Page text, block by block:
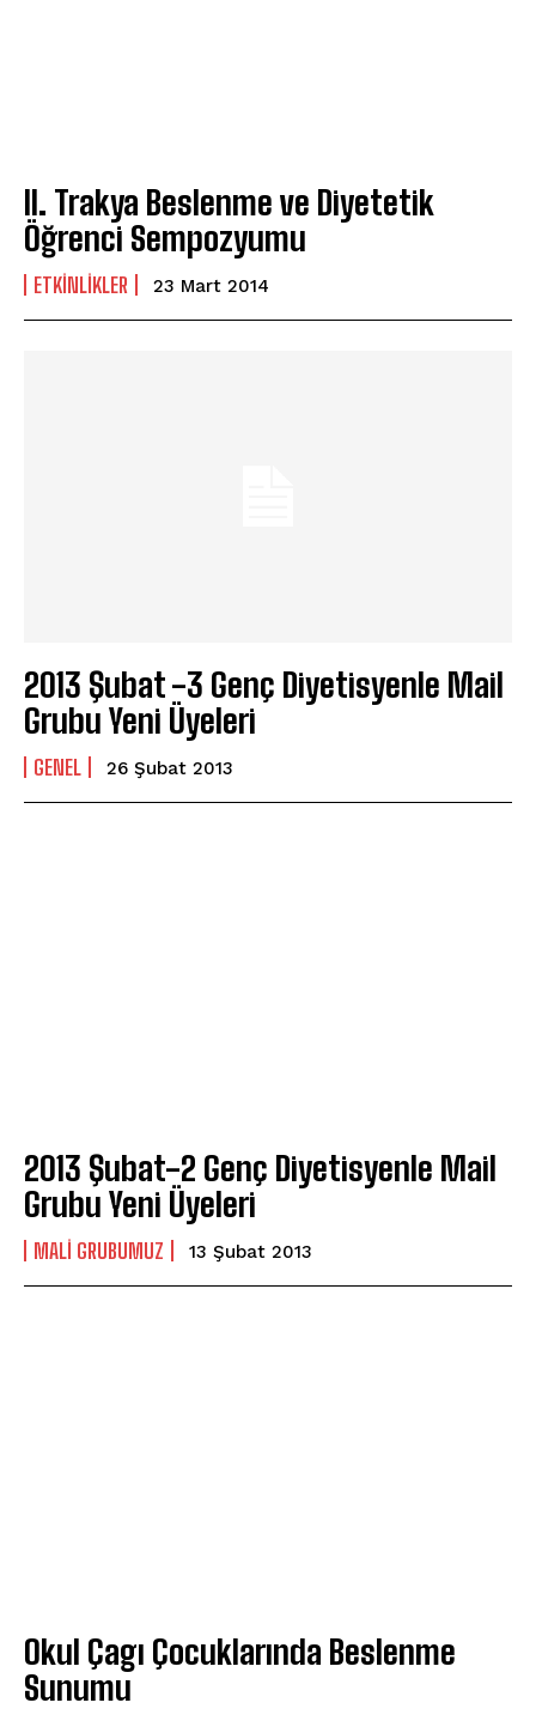
II. Trakya Beslenme ve Diyetetik
Öğrenci Sempozyumu
ETKINLIKLER 23 Mart 2014
2013 Şubat -3 Genç Diyetisyenle Mail
Grubu Yeni Üyeleri
GENEL 26 Şubat 2013
2013 Şubat-2 Genç Diyetisyenle Mail
Grubu Yeni Üyeleri
MALI GRUBUMUZ 13 Şubat 2013
Okul Çagı Çocuklarında Beslenme
Sunumu